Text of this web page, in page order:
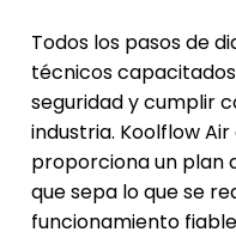
Todos los pasos de
técnicos
seguridad y cumplir
industria. Koolflow
proporciona un plan
que sepa lo que se
funcionamiento